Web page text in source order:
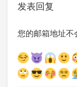
发表回复
您的邮箱地址不